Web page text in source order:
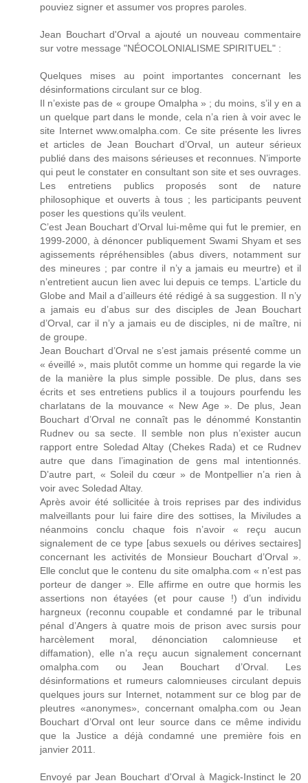
pouviez signer et assumer vos propres paroles.
Jean Bouchart d'Orval a ajouté un nouveau commentaire
sur votre message "NÉOCOLONIALISME SPIRITUEL" :
Quelques mises au point importantes concernant les
désinformations circulant sur ce blog.
Il n’existe pas de « groupe Omalpha » ; du moins, s’il y en a
un quelque part dans le monde, cela n’a rien à voir avec le
site Internet www.omalpha.com. Ce site présente les livres
et articles de Jean Bouchart d’Orval, un auteur sérieux
publié dans des maisons sérieuses et reconnues. N’importe
qui peut le constater en consultant son site et ses ouvrages.
Les entretiens publics proposés sont de nature
philosophique et ouverts à tous ; les participants peuvent
poser les questions qu’ils veulent.
C’est Jean Bouchart d’Orval lui-même qui fut le premier, en
1999-2000, à dénoncer publiquement Swami Shyam et ses
agissements répréhensibles (abus divers, notamment sur
des mineures ; par contre il n’y a jamais eu meurtre) et il
n’entretient aucun lien avec lui depuis ce temps. L’article du
Globe and Mail a d’ailleurs été rédigé à sa suggestion. Il n’y
a jamais eu d’abus sur des disciples de Jean Bouchart
d’Orval, car il n’y a jamais eu de disciples, ni de maître, ni
de groupe.
Jean Bouchart d’Orval ne s’est jamais présenté comme un
« éveillé », mais plutôt comme un homme qui regarde la vie
de la manière la plus simple possible. De plus, dans ses
écrits et ses entretiens publics il a toujours pourfendu les
charlatans de la mouvance « New Age ». De plus, Jean
Bouchart d’Orval ne connaît pas le dénommé Konstantin
Rudnev ou sa secte. Il semble non plus n’exister aucun
rapport entre Soledad Altay (Chekes Rada) et ce Rudnev
autre que dans l’imagination de gens mal intentionnés.
D’autre part, « Soleil du cœur » de Montpellier n’a rien à
voir avec Soledad Altay.
Après avoir été sollicitée à trois reprises par des individus
malveillants pour lui faire dire des sottises, la Miviludes a
néanmoins conclu chaque fois n’avoir « reçu aucun
signalement de ce type [abus sexuels ou dérives sectaires]
concernant les activités de Monsieur Bouchart d’Orval ».
Elle conclut que le contenu du site omalpha.com « n’est pas
porteur de danger ». Elle affirme en outre que hormis les
assertions non étayées (et pour cause !) d’un individu
hargneux (reconnu coupable et condamné par le tribunal
pénal d’Angers à quatre mois de prison avec sursis pour
harcèlement moral, dénonciation calomnieuse et
diffamation), elle n’a reçu aucun signalement concernant
omalpha.com ou Jean Bouchart d’Orval. Les
désinformations et rumeurs calomnieuses circulant depuis
quelques jours sur Internet, notamment sur ce blog par de
pleutres «anonymes», concernant omalpha.com ou Jean
Bouchart d’Orval ont leur source dans ce même individu
que la Justice a déjà condamné une première fois en
janvier 2011.
Envoyé par Jean Bouchart d'Orval à Magick-Instinct le 20